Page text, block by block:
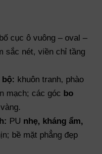
bố cục ô vuông – oval –
sắc nét, viền chỉ tầng
khuôn tranh, phào
mạch; các góc bo
PU nhẹ, kháng ẩm,
bề mặt phẳng đẹp